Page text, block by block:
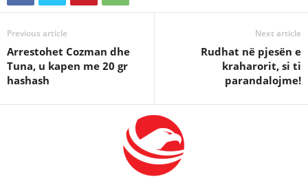
Previous article
Arrestohet Cozman dhe
Tuna, u kapen me 20 gr
hashash
Next article
Rudhat në pjesën e
kraharorit, si ti
parandalojme!